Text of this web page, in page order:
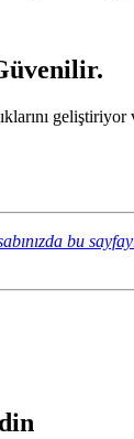
geliştiriyor
bu